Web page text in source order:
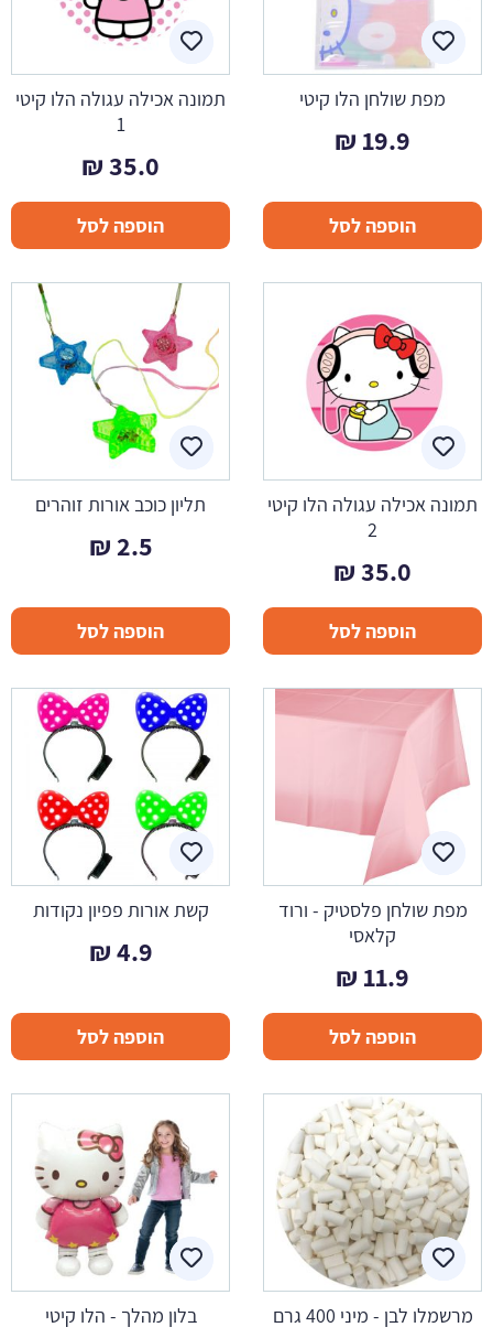
מפת שולחן הלו קיטי
19.9
₪
הוספה לסל
תמונה אכילה עגולה הלו קיטי
1
35.0
₪
הוספה לסל
תמונה אכילה עגולה הלו קיטי
2
35.0
₪
הוספה לסל
תליון כוכב אורות זוהרים
2.5
₪
הוספה לסל
מפת שולחן פלסטיק - ורוד
קלאסי
11.9
₪
הוספה לסל
קשת אורות פפיון נקודות
4.9
₪
הוספה לסל
מרשמלו לבן - מיני 400 גרם בלון מהלך - הלו קיטי